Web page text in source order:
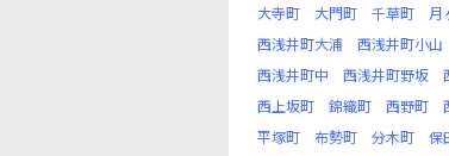
大寺町
大門町 千草町 月
西浅井町大浦
西浅井町小山
西浅井町中
西浅井町野坂
西上坂町
錦織町 西野町
平塚町
布勢町 分木町 保